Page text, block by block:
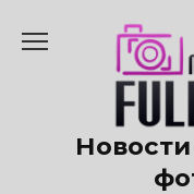
содержанию